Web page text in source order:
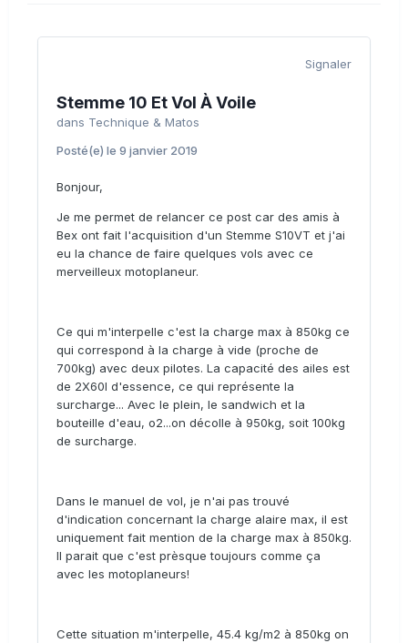
Signaler
Stemme 10 Et Vol À Voile
dans Technique & Matos
Posté(e) le 9 janvier 2019
Bonjour,
Je me permet de relancer ce post car des amis à
Bex ont fait l'acquisition d'un Stemme S10VT et j'ai
eu la chance de faire quelques vols avec ce
merveilleux motoplaneur.
Ce qui m'interpelle c'est la charge max à 850kg ce
qui correspond à la charge à vide (proche de
700kg) avec deux pilotes. La capacité des ailes est
de 2X60l d'essence, ce qui représente la
surcharge... Avec le plein, le sandwich et la
bouteille d'eau, o2...on décolle à 950kg, soit 100kg
de surcharge.
Dans le manuel de vol, je n'ai pas trouvé
d'indication concernant la charge alaire max, il est
uniquement fait mention de la charge max à 850kg.
Il parait que c'est prèsque toujours comme ça
avec les motoplaneurs!
Cette situation m'interpelle, 45.4 kg/m2 à 850kg on